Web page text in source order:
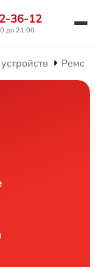
36-12
до 21:00